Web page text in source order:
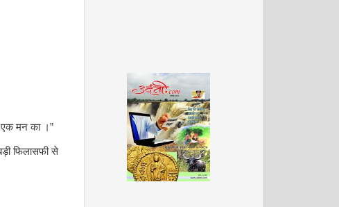
एक मन का ।”
फिलासफी से
अगस्त 2008